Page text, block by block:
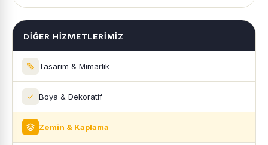
DIĞER HIZMETLERIMIZ
Tasarım & Mimarlık
Boya & Dekoratif
Zemin & Kaplama